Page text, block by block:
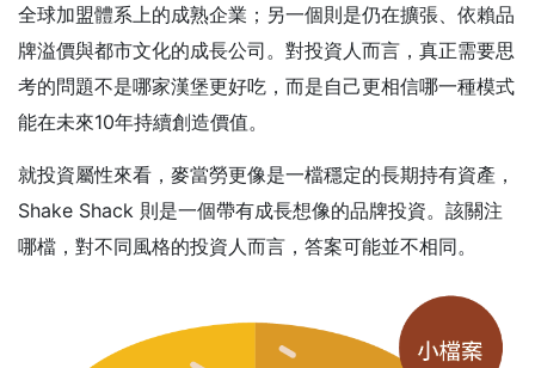
全球加盟體系上的成熟企業；另一個則是仍在擴張、依賴品
牌溢價與都市文化的成長公司。對投資人而言，真正需要思
考的問題不是哪家漢堡更好吃，而是自己更相信哪一種模式
能在未來10年持續創造價值。
就投資屬性來看，麥當勞更像是一檔穩定的長期持有資產，
Shake Shack 則是一個帶有成長想像的品牌投資。該關注
哪檔，對不同風格的投資人而言，答案可能並不相同。